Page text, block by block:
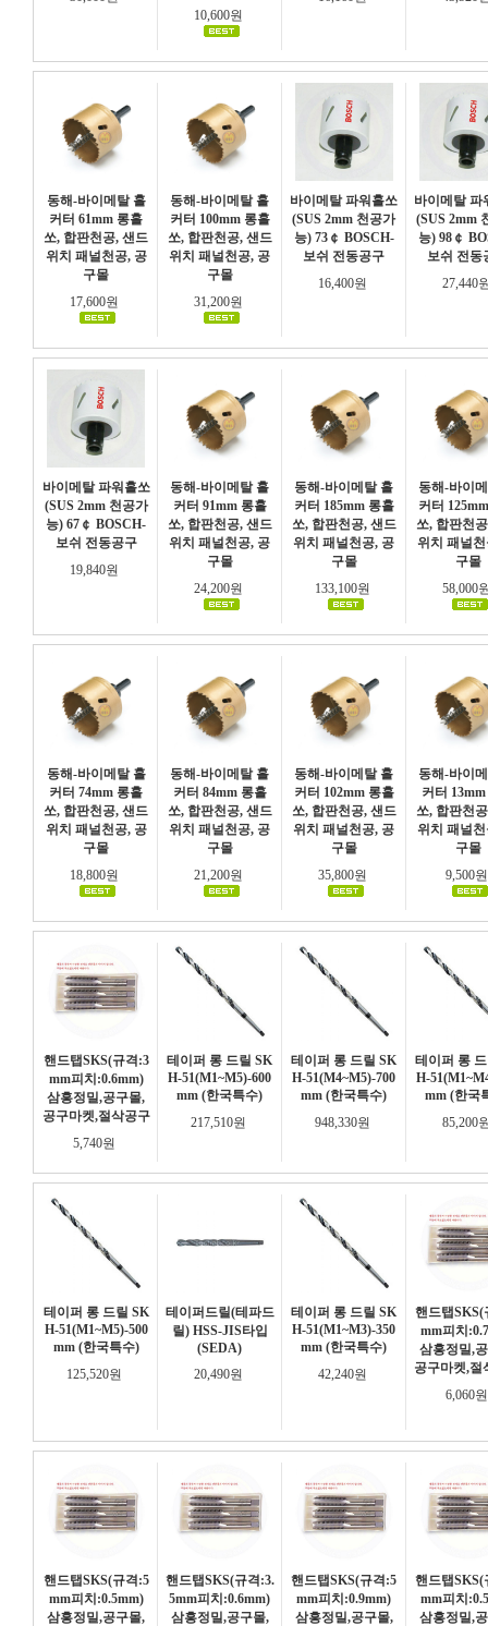
10,600원
동해-바이메탈 홀
커터 61mm 롱홀
쏘, 합판천공, 샌드
위치 패널천공, 공
구몰
17,600원
동해-바이메탈 홀
커터 100mm 롱홀
쏘, 합판천공, 샌드
위치 패널천공, 공
구몰
31,200원
바이메탈 파워홀쏘
(SUS 2mm 천공가
능) 73￠ BOSCH-
보쉬 전동공구
16,400원
바이메탈 파
(SUS 2mm
능) 98￠
보쉬 전동
27,440
바이메탈 파워홀쏘
(SUS 2mm 천공가
능) 67￠ BOSCH-
보쉬 전동공구
19,840원
동해-바이메탈 홀
커터 91mm 롱홀
쏘, 합판천공, 샌드
위치 패널천공, 공
구몰
24,200원
동해-바이메탈 홀
커터 185mm 롱홀
쏘, 합판천공, 샌드
위치 패널천공, 공
구몰
133,100원
동해-바이
커터
쏘, 합판천
위치 패널
구몰
58,000
동해-바이메탈 홀
커터 74mm 롱홀
쏘, 합판천공, 샌드
위치 패널천공, 공
구몰
18,800원
동해-바이메탈 홀
커터 84mm 롱홀
쏘, 합판천공, 샌드
위치 패널천공, 공
구몰
21,200원
동해-바이메탈 홀
커터 102mm 롱홀
쏘, 합판천공, 샌드
위치 패널천공, 공
구몰
35,800원
동해-바이
커터
쏘, 합판천
위치 패널
구몰
9,500
핸드탭SKS(규격:3
mm피치:0.6mm)
삼흥정밀,공구몰,
공구마켓,절삭공구
5,740원
테이퍼 롱 드릴 SK
H-51(M1~M5)-600
mm (한국특수)
217,510원
테이퍼 롱 드릴 SK
H-51(M4~M5)-700
mm (한국특수)
948,330원
테이퍼 롱
H-
mm (한국
85,200
테이퍼 롱 드릴 SK
H-51(M1~M5)-500
mm (한국특수)
125,520원
테이퍼드릴(테파드
릴) HSS-JIS타입
(SEDA)
20,490원
테이퍼 롱 드릴 SK
H-51(M1~M3)-350
mm (한국특수)
42,240원
핸드탭SKS(
mm피치
삼흥정밀,
공구마켓,절
6,060
핸드탭SKS(규격:5
mm피치:0.5mm)
삼흥정밀,공구몰,
핸드탭SKS(규격:3.
5mm피치:0.6mm)
삼흥정밀,공구몰,
핸드탭SKS(규격:5
mm피치:0.9mm)
삼흥정밀,공구몰,
핸드탭SKS(
mm피치
삼흥정밀,